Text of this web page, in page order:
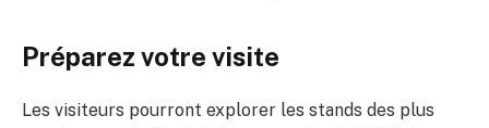
Préparez votre visite
Les visiteurs pourront explorer les stands des plus